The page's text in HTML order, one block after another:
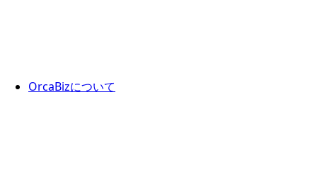
OrcaBizについて